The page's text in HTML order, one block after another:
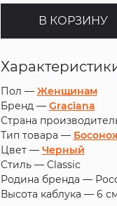
В КОРЗИНУ
Пол — Женщинам
Бренд — Graciana
Страна
Тип товара —
Цвет — Черный
Стиль — Classic
Родина бренда —
Высота каблука — 6